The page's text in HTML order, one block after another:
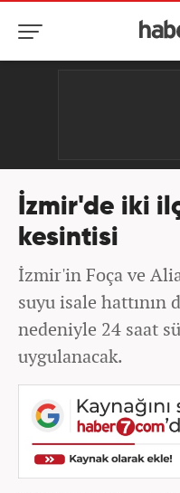
İzmir'de iki
kesintisi
İzmir'in Foça ve
suyu isale hattının
nedeniyle 24 saat
uygulanacak.